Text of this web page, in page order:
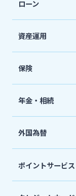
ねっと」
普通預金な
定期預金
ローン
おまとめロ
「おまとめ
住宅ローン
フリーローン
マイカーロ
資産運用
国債
保険
ネット定期
ネット医療
死亡保険（
生命保険
年金・相続
国民年金基
個人型確定
相続関連サ
外国為替
外貨両替・
ポイントサービス